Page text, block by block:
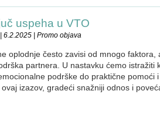
uspeha u VTO
6.2.2025 | Promo objava
oplodnje često zavisi od mnogo faktora,
partnera. U nastavku ćemo istražiti
podrške do praktične pomoći
izazov, gradeći snažniji odnos i